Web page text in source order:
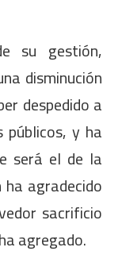
su gestión,
disminución
despedido a
públicos, y ha
será el de la
agradecido
sacrificio
agregado.